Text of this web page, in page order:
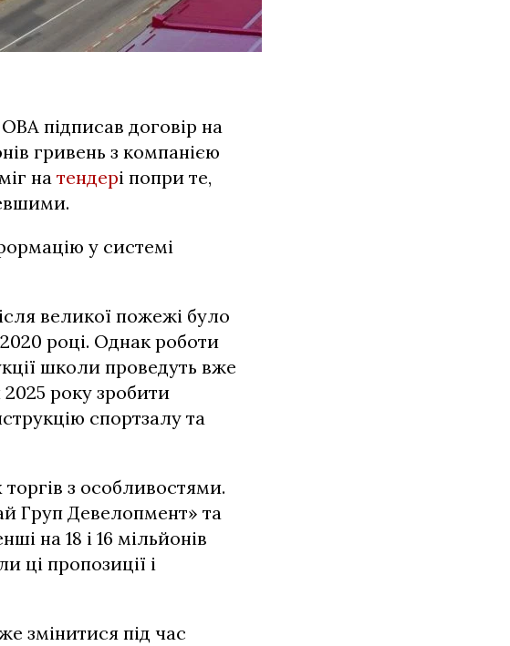
підписав договір на
гривень з компанією
на тендері попри те,
у системі
великої пожежі було
році. Однак роботи
школи проведуть вже
року зробити
спортзалу та
з особливостями.
Груп Девелопмент» та
на 18 і 16 мільйонів
ці пропозиції і
змінитися під час